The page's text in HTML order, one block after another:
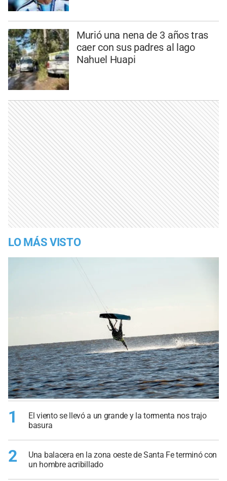
Murió una nena de 3 años tras
caer con sus padres al lago
Nahuel Huapi
LO MÁS VISTO
1
El viento se llevó a un grande y la tormenta nos trajo
basura
2
Una balacera en la zona oeste de Santa Fe terminó con
un hombre acribillado